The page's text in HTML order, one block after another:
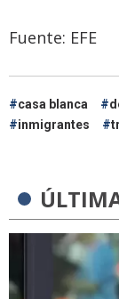
Fuente: EFE
casa blanca
inmigrantes